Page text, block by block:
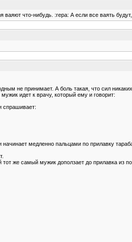
что-нибудь. :repa: А если все ваять
не принимает. А боль такая, что сил
идет к врачу, который ему и говорит:
спрашивает:
медленно пальцами по прилавку
же самый мужик доползает до прилавка